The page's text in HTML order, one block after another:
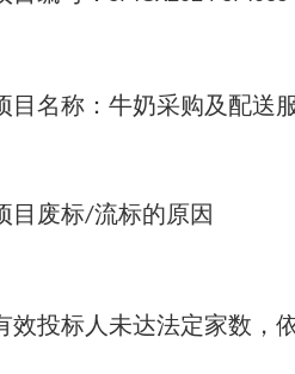
目名称：牛奶采购及配送
目废标/流标的原因
效投标人未达法定家数，